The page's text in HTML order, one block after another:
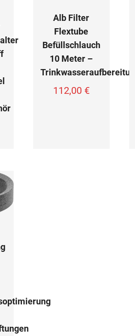
Alb Filter
Flextube
Befüllschlauch
10 Meter –
Trinkwasseraufbereitung
112,00 €